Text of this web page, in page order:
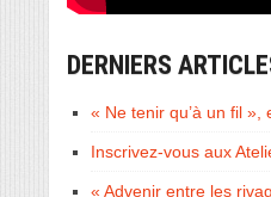
DERNIERS
« Ne tenir qu’à un fil »,
Inscrivez-vous aux
« Advenir entre les